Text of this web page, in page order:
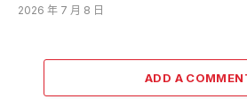
2026 年 7 月 8 日
ADD A